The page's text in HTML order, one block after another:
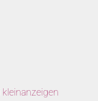
kleinanzeigen